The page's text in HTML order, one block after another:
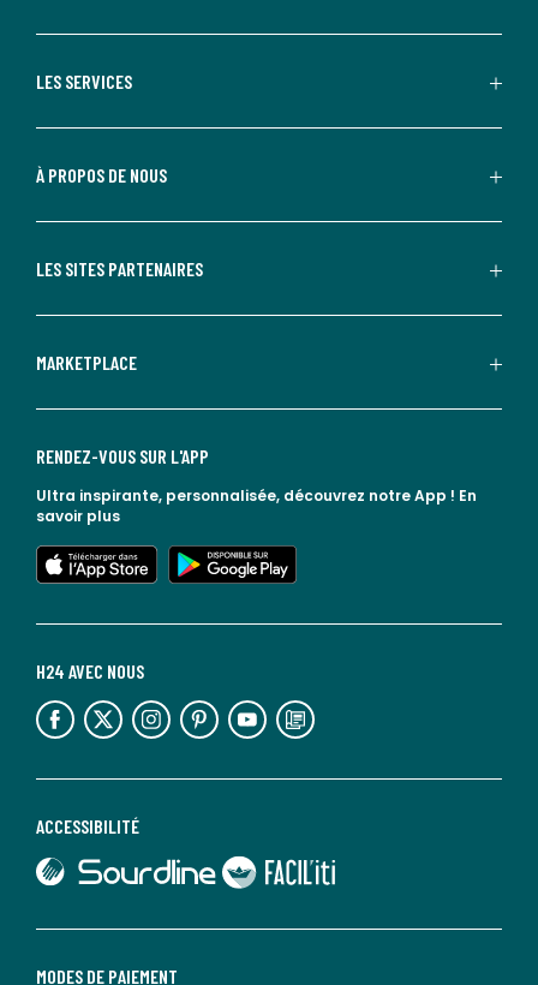
LES SERVICES
À PROPOS DE NOUS
LES SITES PARTENAIRES
MARKETPLACE
MODES DE PAIEMENT
ACCESSIBILITÉ
lien vers Sourdline
lien vers Faciliti
H24 AVEC NOUS
lien vers l'espace réseaux sociaux lien vers l'espace réseaux sociaux lien vers l'espace réseaux sociaux lien vers l'espace réseaux sociaux lien vers l'espace réseaux sociaux lien vers le blog la redoute
RENDEZ-VOUS SUR L'APP
Ultra inspirante, personnalisée, découvrez notre App ! En
savoir plus
lien vers l'app store
lien vers google play